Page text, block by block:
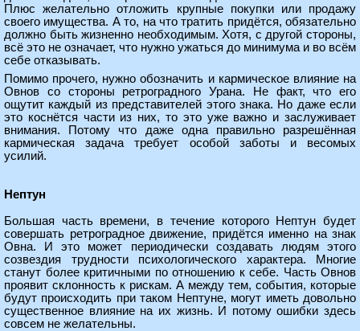
Плюс желательно отложить крупные покупки или продажу
своего имущества. А то, на что тратить придётся, обязательно
должно быть жизненно необходимым. Хотя, с другой стороны,
всё это не означает, что нужно ужаться до минимума и во всём
себе отказывать.
Помимо прочего, нужно обозначить и кармическое влияние на
Овнов со стороны ретроградного Урана. Не факт, что его
ощутит каждый из представителей этого знака. Но даже если
это коснётся части из них, то это уже важно и заслуживает
внимания. Потому что даже одна правильно разрешённая
кармическая задача требует особой заботы и весомых
усилий.
Нептун
Большая часть времени, в течение которого Нептун будет
совершать ретроградное движение, придётся именно на знак
Овна. И это может периодически создавать людям этого
созвездия трудности психологического характера. Многие
станут более критичными по отношению к себе. Часть Овнов
проявит склонность к рискам. А между тем, события, которые
будут происходить при таком Нептуне, могут иметь довольно
существенное влияние на их жизнь. И потому ошибки здесь
совсем не желательны.